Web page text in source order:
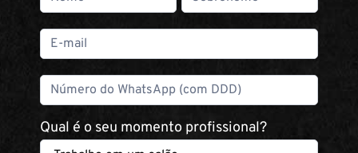
presencial
| Método
Rosy
Leads
Qual é o seu momento profissional?